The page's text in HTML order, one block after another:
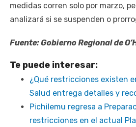
medidas corren solo por marzo,
analizará si se suspenden o
Fuente: Gobierno Regional de
Te puede interesar:
¿Qué restricciones existen
Salud entrega detalles y
Pichilemu regresa a
restricciones en el actual